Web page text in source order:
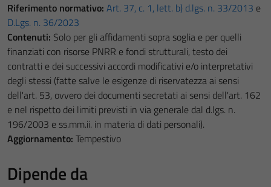
Riferimento normativo: Art. 37, c. 1, lett. b) d.lgs. n. 33/2013 e
D.Lgs. n. 36/2023
Contenuti: Solo per gli affidamenti sopra soglia e per quelli
finanziati con risorse PNRR e fondi strutturali, testo dei
contratti e dei successivi accordi modificativi e/o interpretativi
degli stessi (fatte salve le esigenze di riservatezza ai sensi
dell'art. 53, ovvero dei documenti secretati ai sensi dell'art. 162
e nel rispetto dei limiti previsti in via generale dal d.lgs. n.
196/2003 e ss.mm.ii. in materia di dati personali).
Aggiornamento: Tempestivo
Dipende da